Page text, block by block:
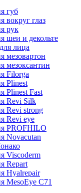
губ
вокруг глаз
рук
шеи и декольте
лица
мезовартон
мезоксантин
Filorga
Plinest
Plinest Fast
Revi Silk
Revi strong
Revi eye
PROFHILO
Novacutan
Viscoderm
Repart
Hyalrepair
MesoEye C71